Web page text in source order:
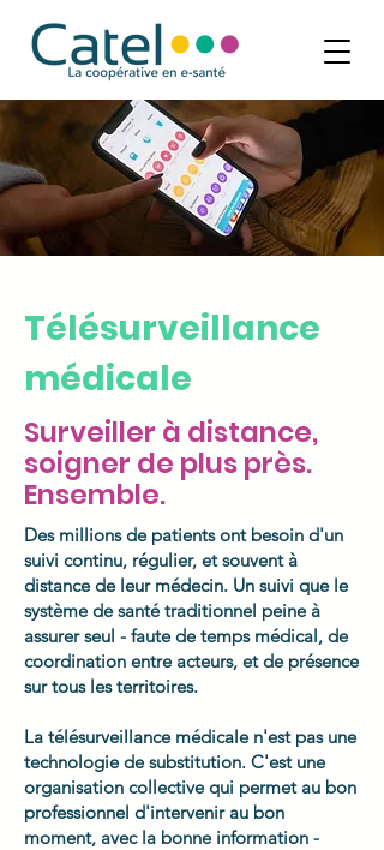
Télésurveillance
médicale
Surveiller à distance,
soigner de plus près.
Ensemble.
Des millions de patients ont besoin d'un
suivi continu, régulier, et souvent à
distance de leur médecin. Un suivi que le
système de santé traditionnel peine à
assurer seul - faute de temps médical, de
coordination entre acteurs, et de présence
sur tous les territoires.
La télésurveillance médicale n'est pas une
technologie de substitution. C'est une
organisation collective qui permet au bon
professionnel d'intervenir au bon
moment, avec la bonne information -